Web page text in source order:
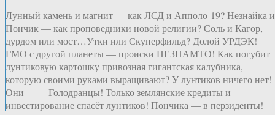
Лунный камень и магнит — как ЛСД и Апполо-19? Незнайка и
Пончик — как проповедники новой религии? Соль и Кагор,
дурдом или мост…Утки или Скуперфильд? Долой УРДЭК!
ГМО с другой планеты — происки НЕЗНАМТО! Как погубит
лунтиковую картошку привозная гигантская калубника,
которую своими руками выращивают? У лунтиков ничего нет!
Они — —Голодранцы! Только землянские кредиты и
инвестирование спасёт лунтиков! Пончика — в перзиденты!